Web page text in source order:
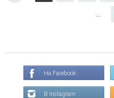
На Facebook
В Instagram